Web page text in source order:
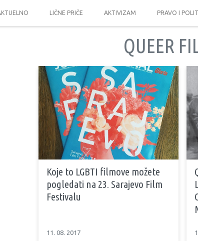
LIČNE PRIČE AKTIVIZAM PRAVO I
QUEER
Koje to LGBTI filmove možete
pogledati na 23. Sarajevo Film
Festivalu
11. 08. 2017